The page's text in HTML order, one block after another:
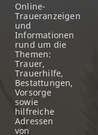
Online-
Traueranzeigen
und
Informationen
rund um die
Themen:
Trauer,
Trauerhilfe,
Bestattungen,
Vorsorge
sowie
hilfreiche
Adressen
von